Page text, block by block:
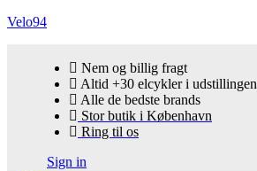
Velo94
Nem og billig fragt
Altid +30 elcykler i udstillingen
Alle de bedste brands
Stor butik i København
Ring til os
Sign in